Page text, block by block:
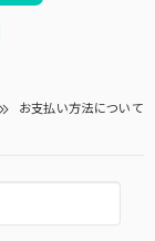
お支払い方法について